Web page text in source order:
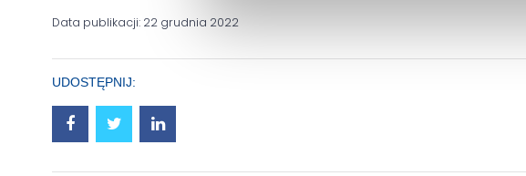
Data publikacji: 22 grudnia 2022
UDOSTĘPNIJ: